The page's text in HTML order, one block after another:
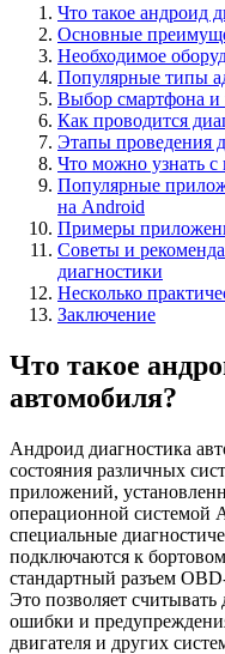
Что такое андроид
Основные
Необходимое
Популярные типы
Выбор смартфона
Как проводится
Этапы проведения
Что можно узнать
Популярные
на Android
Примеры
Советы и
диагностики
Несколько
Заключение
Что такое
автомобиля?
Андроид диагностика
состояния различных
приложений,
операционной системой
специальные
подключаются к
стандартный разъем
Это позволяет
ошибки и
двигателя и других